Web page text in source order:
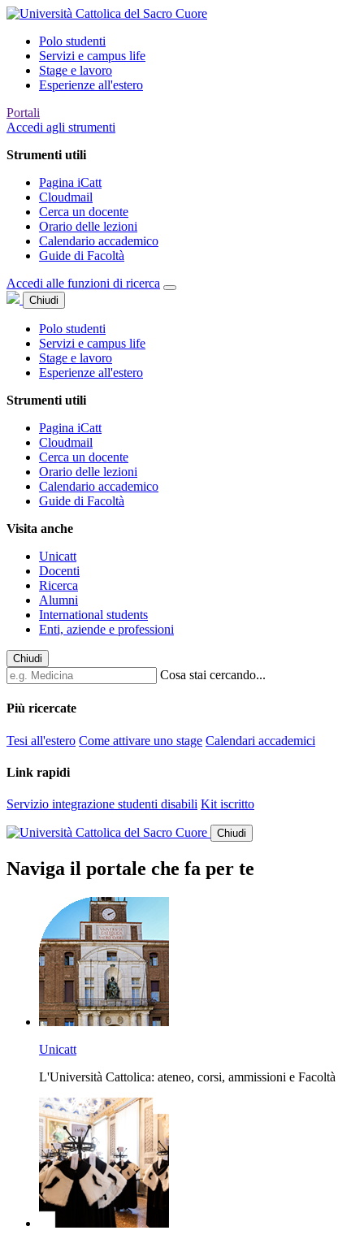
Polo studenti
Servizi e campus life
Stage e lavoro
Esperienze all'estero
Portali
Accedi agli strumenti
Strumenti utili
Pagina iCatt
Cloudmail
Cerca un docente
Orario delle lezioni
Calendario accademico
Guide di Facoltà
Accedi alle funzioni di ricerca
Chiudi
Polo studenti
Servizi e campus life
Stage e lavoro
Esperienze all'estero
Strumenti utili
Pagina iCatt
Cloudmail
Cerca un docente
Orario delle lezioni
Calendario accademico
Guide di Facoltà
Visita anche
Unicatt
Docenti
Ricerca
Alumni
International students
Enti, aziende e professioni
Chiudi
Cosa stai cercando...
Più ricercate
Tesi all'estero Come attivare uno stage Calendari accademici
Link rapidi
Servizio integrazione studenti disabili Kit iscritto
Chiudi
Naviga il portale che fa per te
Unicatt
L'Università Cattolica: ateneo, corsi, ammissioni e Facoltà